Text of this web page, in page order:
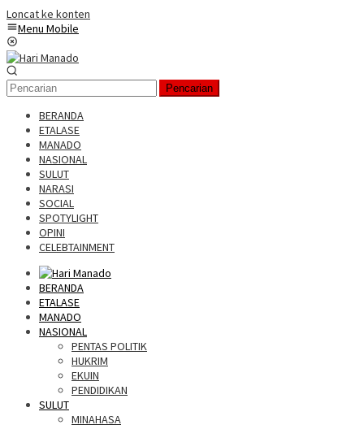
Loncat ke konten
Menu Mobile
Pencarian
BERANDA
ETALASE
MANADO
NASIONAL
SULUT
NARASI
SOCIAL
SPOTYLIGHT
OPINI
CELEBTAINMENT
BERANDA
ETALASE
MANADO
NASIONAL
PENTAS POLITIK
HUKRIM
EKUIN
PENDIDIKAN
SULUT
MINAHASA